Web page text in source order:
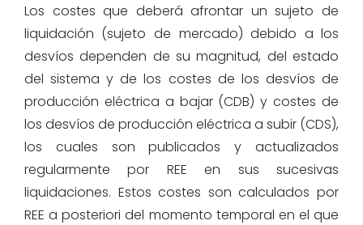
Los costes que deberá afrontar un sujeto de
liquidación (sujeto de mercado) debido a los
desvíos dependen de su magnitud, del estado
del sistema y de los costes de los desvíos de
producción eléctrica a bajar (CDB) y costes de
los desvíos de producción eléctrica a subir (CDS),
los cuales son publicados y actualizados
regularmente por REE en sus sucesivas
liquidaciones. Estos costes son calculados por
REE a posteriori del momento temporal en el que